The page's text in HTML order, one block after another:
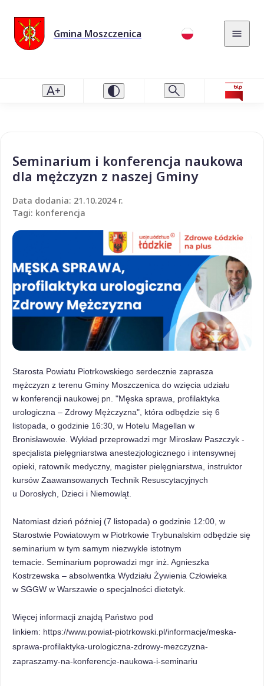
Gmina Moszczenica
Seminarium i konferencja naukowa
dla mężczyzn z naszej Gminy
Data dodania: 21.10.2024 r.
Tagi: konferencja
Starosta Powiatu Piotrkowskiego serdecznie zaprasza
mężczyzn z terenu Gminy Moszczenica do wzięcia udziału
w konferencji naukowej pn. "Męska sprawa, profilaktyka
urologiczna – Zdrowy Mężczyzna", która odbędzie się 6
listopada, o godzinie 16:30, w Hotelu Magellan w
Bronisławowie. Wykład przeprowadzi mgr Mirosław Paszczyk -
specjalista pielęgniarstwa anestezjologicznego i intensywnej
opieki, ratownik medyczny, magister pielęgniarstwa, instruktor
kursów Zaawansowanych Technik Resuscytacyjnych
u Dorosłych, Dzieci i Niemowląt.
Natomiast dzień później (7 listopada) o godzinie 12:00, w
Starostwie Powiatowym w Piotrkowie Trybunalskim odbędzie się
seminarium w tym samym niezwykle istotnym
temacie. Seminarium poprowadzi mgr inż. Agnieszka
Kostrzewska – absolwentka Wydziału Żywienia Człowieka
w SGGW w Warszawie o specjalności dietetyk.
Więcej informacji znajdą Państwo pod
linkiem: https://www.powiat-piotrkowski.pl/informacje/meska-
sprawa-profilaktyka-urologiczna-zdrowy-mezczyzna-
zapraszamy-na-konferencje-naukowa-i-seminariu